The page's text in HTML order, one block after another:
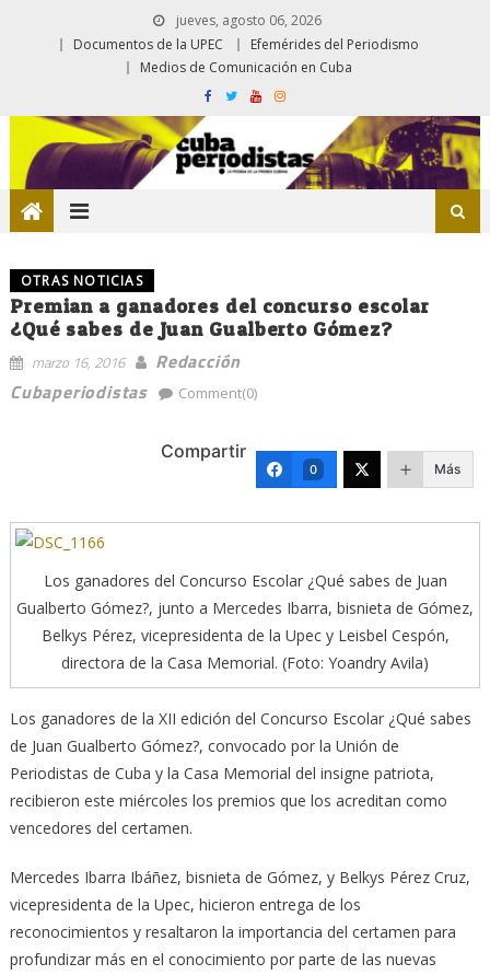
jueves, agosto 06, 2026
Documentos de la UPEC
Efemérides del Periodismo
Medios de Comunicación en Cuba
OTRAS NOTICIAS
Premian a ganadores del concurso escolar
¿Qué sabes de Juan Gualberto Gómez?
marzo 16, 2016
Redacción
Cubaperiodistas
Comment(0)
Compartir
0 Más
Los ganadores del Concurso Escolar ¿Qué sabes de Juan
Gualberto Gómez?, junto a Mercedes Ibarra, bisnieta de Gómez,
Belkys Pérez, vicepresidenta de la Upec y Leisbel Cespón,
directora de la Casa Memorial. (Foto: Yoandry Avila)
Los ganadores de la XII edición del Concurso Escolar ¿Qué sabes
de Juan Gualberto Gómez?, convocado por la Unión de
Periodistas de Cuba y la Casa Memorial del insigne patriota,
recibieron este miércoles los premios que los acreditan como
vencedores del certamen.
Mercedes Ibarra Ibáñez, bisnieta de Gómez, y Belkys Pérez Cruz,
vicepresidenta de la Upec, hicieron entrega de los
reconocimientos y resaltaron la importancia del certamen para
profundizar más en el conocimiento por parte de las nuevas